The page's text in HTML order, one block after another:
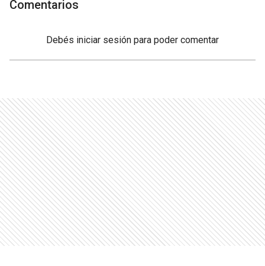
Comentarios
Debés iniciar sesión para poder comentar